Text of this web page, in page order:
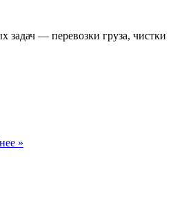
задач — перевозки груза, чистки
»